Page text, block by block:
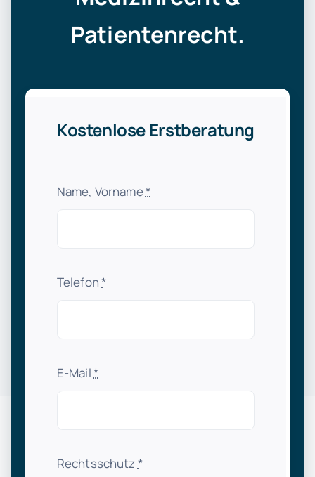
Patientenrecht.
Kostenlose Erstberatung
Name, Vorname*
Telefon*
E-Mail*
Rechtsschutz *